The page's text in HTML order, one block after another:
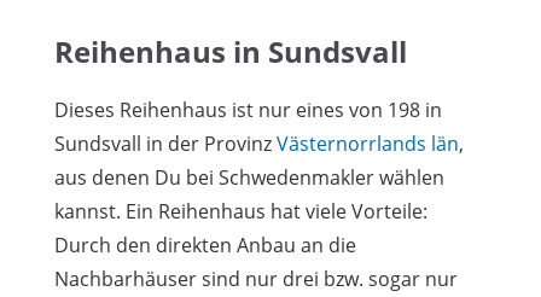
Reihenhaus in Sundsvall
Dieses Reihenhaus ist nur eines von 198 in
Sundsvall in der ProvinzVästernorrlands län,
aus denen Du bei Schwedenmakler wählen
kannst. Ein Reihenhaus hat viele Vorteile:
Durch den direkten Anbau an die
Nachbarhäuser sind nur drei bzw. sogar nur